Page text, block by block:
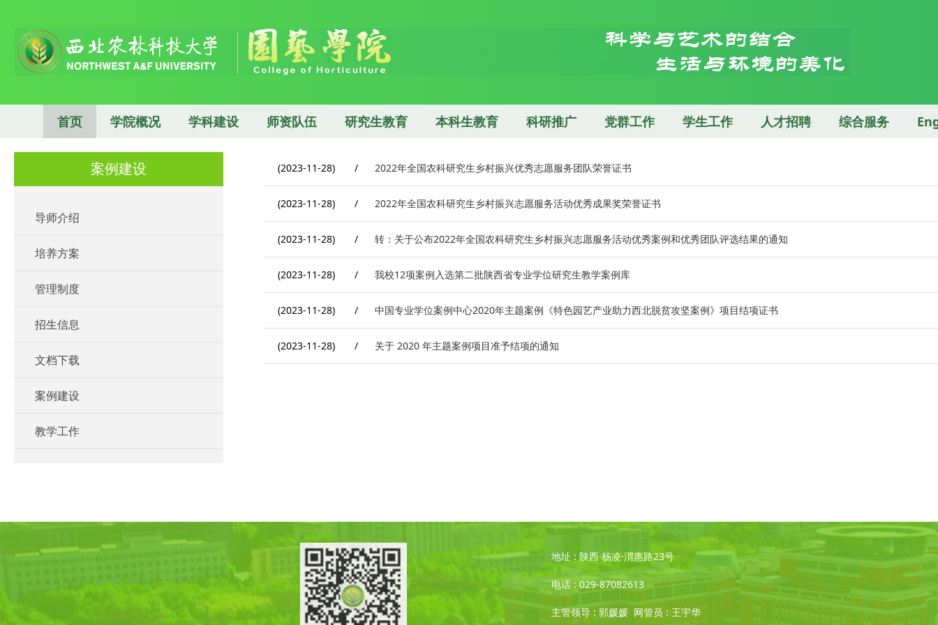
首页 学院概况 学科建设 师资队伍 研究生教育 本科生教育 科研推广 党群工作 学生工作 人才招聘 综合服务
案例建设
导师介绍
培养方案
管理制度
招生信息
文档下载
案例建设
教学工作
(2023-11-28) / 2022年全国农科研究生乡村振兴优秀志愿服务团队荣誉证书
(2023-11-28) / 2022年全国农科研究生乡村振兴志愿服务活动优秀成果奖荣誉证书
(2023-11-28) / 转：关于公布2022年全国农科研究生乡村振兴志愿服务活动优秀案例和优秀团队评选结果的通知
(2023-11-28) / 我校12项案例入选第二批陕西省专业学位研究生教学案例库
(2023-11-28) / 中国专业学位案例中心2020年主题案例《特色园艺产业助力西北脱贫攻坚案例》项目结项证书
(2023-11-28) / 关于 2020 年主题案例项目准予结项的通知
地址 : 陕西·杨凌·渭惠路23号
电话 : 029-87082613
主管领导 : 郭媛媛 网管员 : 王宇华